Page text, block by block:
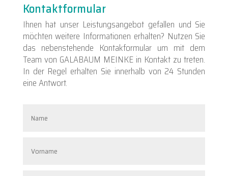
Kontaktformular
Ihnen hat unser Leistungsangebot gefallen und Sie
möchten weitere Informationen erhalten? Nutzen Sie
das nebenstehende Kontakformular um mit dem
Team von GALABAUM MEINKE in Kontakt zu treten.
In der Regel erhalten Sie innerhalb von 24 Stunden
eine Antwort.